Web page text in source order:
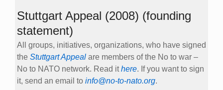
Stuttgart Appeal (2008) (founding
statement)
All groups, initiatives, organizations, who have signed
the Stuttgart Appeal are members of the No to war –
No to NATO network. Read ithere. If you want to sign
it, send an email to info@no-to-nato.org.